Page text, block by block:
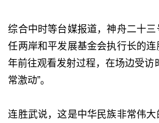
综合中时等台媒报道，神舟二十
任两岸和平发展基金会执行长的
年前往观看发射过程，在场边受访
常激动”。
连胜武说，这是中华民族非常伟